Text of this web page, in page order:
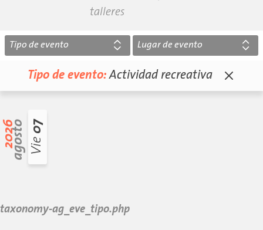
talleres
Tipo de evento:Actividad recreativa
2026agosto Vie
07
Tipo de evento Lugar de evento
taxonomy-ag_eve_tipo.php